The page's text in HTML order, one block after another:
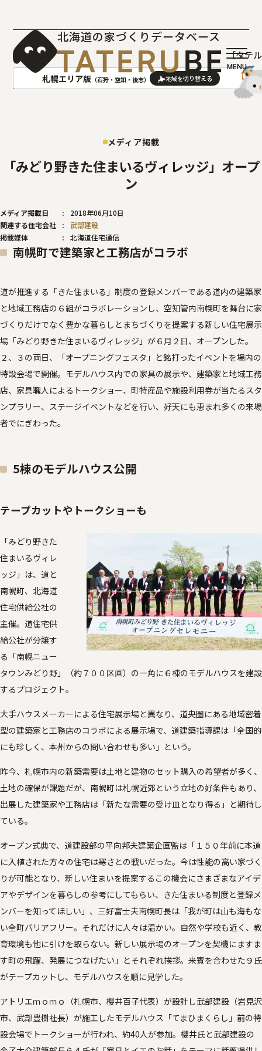
北海道の家づくりデータベース
［タテ
札幌エリア版 （石狩・空知・後志）
札幌(石狩･空知･後志)版
旭川(上川･留萌･宗谷)版
函館(渡島･檜山)版
帯広(十勝)版
釧路(釧路･根室)版
メディア掲載
「みどり野きた住まいるヴィレッジ」オープ
ン
メディア掲載日
2018年06月10日
関連する住宅会社
武部建設
掲載媒体
北海道住宅通信
南幌町で建築家と工務店がコラボ
道が推進する「きた住まいる」制度の登録メンバーである道内の建築家
と地域工務店の６組がコラボレーションし、空知管内南幌町を舞台に家
づくりだけでなく豊かな暮らしとまちづくりを提案する新しい住宅展示
場「みどり野きた住まいるヴィレッジ」が６月２日、オープンした。
２、３の両日、「オープニングフェスタ」と銘打ったイベントを場内の
特設会場で開催。モデルハウス内での家具の展示や、建築家と地域工務
店、家具職人によるトークショー、町特産品や施設利用券が当たるスタ
ンプラリー、ステージイベントなどを行い、好天にも恵まれ多くの来場
者でにぎわった。
5棟のモデルハウス公開
テープカットやトークショーも
「みどり野きた
住まいるヴィレ
ッジ」は、道と
南幌町、北海道
住宅供給公社の
主催。道住宅供
給公社が分譲す
る「南幌ニュー
タウンみどり野」（約７００区画）の一角に６棟のモデルハウスを建設
するプロジェクト。
大手ハウスメーカーによる住宅展示場と異なり、道央圏にある地域密着
型の建築家と工務店のコラボによる展示場で、道建築指導課は「全国的
にも珍しく、本州からの問い合わせも多い」という。
昨今、札幌市内の新築需要は土地と建物のセット購入の希望者が多く、
土地の確保が課題だが、南幌町は札幌近郊という立地の好条件もあり、
出展した建築家や工務店は「新たな需要の受け皿となり得る」と期待し
ている。
オープン式典で、道建設部の平向邦夫建築企画監は「１５０年前に本道
に入植された方々の住宅は寒さとの戦いだった。今は性能の高い家づく
りが可能となり、新しい住まいを提案するこの機会にさまざまなアイデ
アやデザインを暮らしの参考にしてもらい、きた住まいる制度と登録メ
ンバーを知ってほしい」、三好富士夫南幌町長は「我が町は山も海もな
い全町バリアフリー。それだけに人々は温かい。自然や学校も近く、教
育環境も他に引けを取らない。新しい展示場のオープンを契機にますま
す町の飛躍、発展につなげたい」とそれぞれ挨拶。来賓を合わせた９氏
がテープカットし、モデルハウスを順に見学した。
アトリエｍｏｍｏ（札幌市、櫻井百子代表）が設計し武部建設（岩見沢
市、武部豊樹社長）が施工したモデルハウス「てまひまくらし」前の特
設会場でトークショーが行われ、約40人が参加。櫻井氏と武部建設の